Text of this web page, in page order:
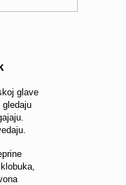
glave